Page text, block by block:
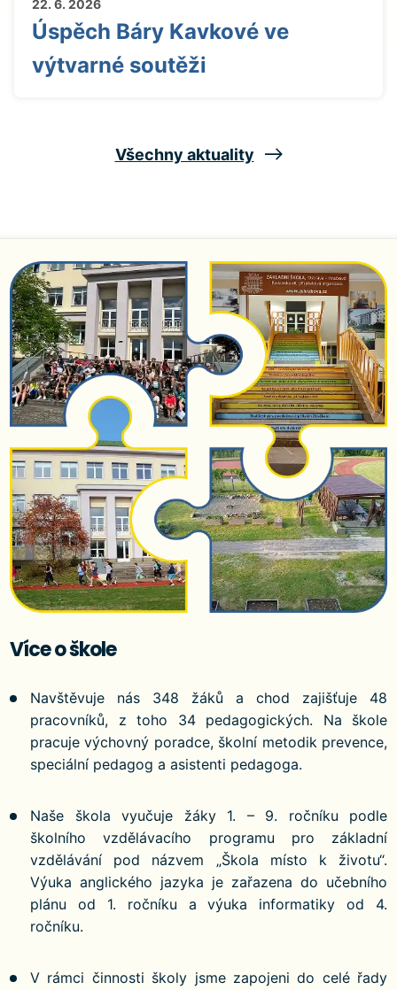
22. 6. 2026
Úspěch Báry Kavkové ve
výtvarné soutěži
Všechny aktuality
Více o škole
Navštěvuje nás 348 žáků a chod zajišťuje 48
pracovníků, z toho 34 pedagogických. Na škole
pracuje výchovný poradce, školní metodik prevence,
speciální pedagog a asistenti pedagoga.
Naše škola vyučuje žáky 1. – 9. ročníku podle
školního vzdělávacího programu pro základní
vzdělávání pod názvem „Škola místo k životu“.
Výuka anglického jazyka je zařazena do učebního
plánu od 1. ročníku a výuka informatiky od 4.
ročníku.
V rámci činnosti školy jsme zapojeni do celé řady